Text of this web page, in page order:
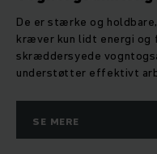
De er stærke og
kræver kun lidt energi og
skræddersyede
understøtter effektivt
SE MERE